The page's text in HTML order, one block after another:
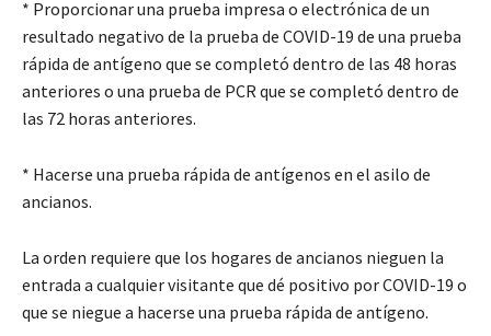
* Proporcionar una prueba impresa o electrónica de un
resultado negativo de la prueba de COVID-19 de una prueba
rápida de antígeno que se completó dentro de las 48 horas
anteriores o una prueba de PCR que se completó dentro de
las 72 horas anteriores.
* Hacerse una prueba rápida de antígenos en el asilo de
ancianos.
La orden requiere que los hogares de ancianos nieguen la
entrada a cualquier visitante que dé positivo por COVID-19 o
que se niegue a hacerse una prueba rápida de antígeno.